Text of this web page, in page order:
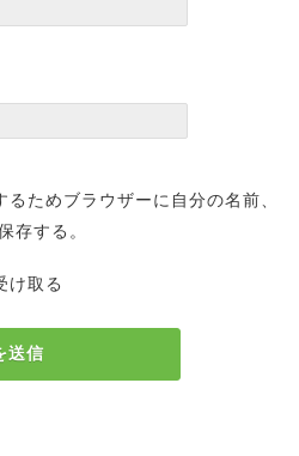
ためブラウザーに自分の名前、
存する。
け取る